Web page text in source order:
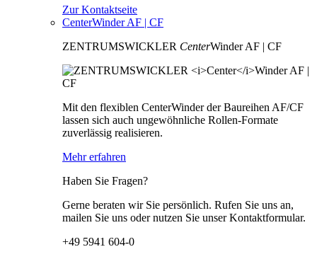
Zur Kontaktseite
CenterWinder AF | CF
ZENTRUMSWICKLER CenterWinder AF | CF
Mit den flexiblen CenterWinder der Baureihen AF/CF
lassen sich auch ungewöhnliche Rollen-Formate
zuverlässig realisieren.
Mehr erfahren
Haben Sie Fragen?
Gerne beraten wir Sie persönlich. Rufen Sie uns an,
mailen Sie uns oder nutzen Sie unser Kontaktformular.
+49 5941 604-0